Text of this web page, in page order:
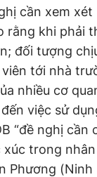
cần xem
rằng khi phải
đối tượng
tới nhà
nhiều cơ
việc sử
“đề nghị cần
xúc trong
Phương